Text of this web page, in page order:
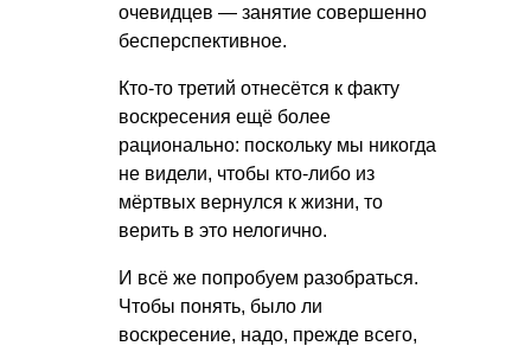
очевидцев — занятие совершенно
бесперспективное.
Кто-то третий отнесётся к факту
воскресения ещё более
рационально: поскольку мы никогда
не видели, чтобы кто-либо из
мёртвых вернулся к жизни, то
верить в это нелогично.
И всё же попробуем разобраться.
Чтобы понять, было ли
воскресение, надо, прежде всего,